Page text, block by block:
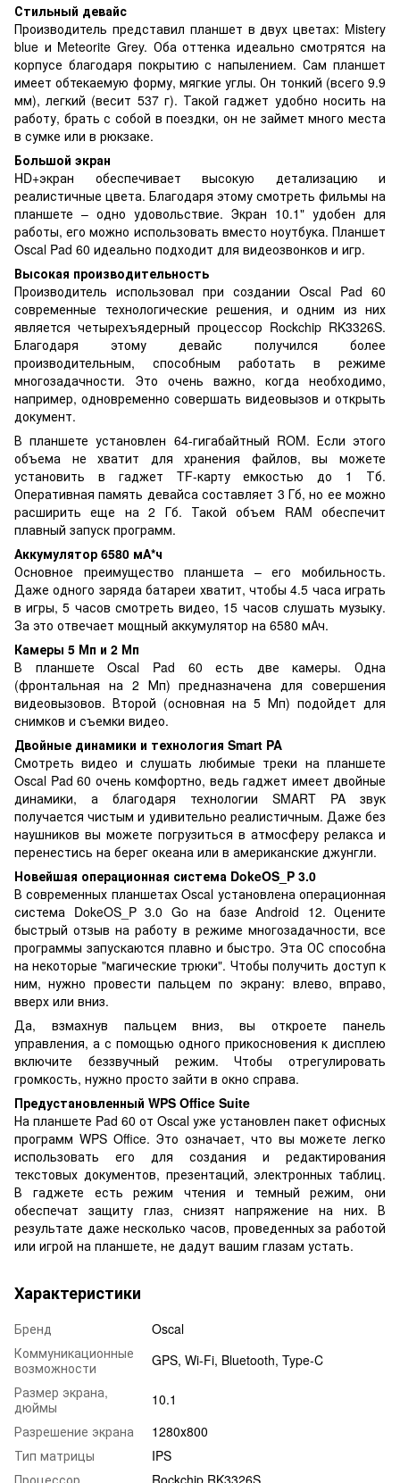
Стильный девайс
Производитель представил планшет в двух цветах: Mistery
blue и Meteorite Grey. Оба оттенка идеально смотрятся на
корпусе благодаря покрытию с напылением. Сам планшет
имеет обтекаемую форму, мягкие углы. Он тонкий (всего 9.9
мм), легкий (весит 537 г). Такой гаджет удобно носить на
работу, брать с собой в поездки, он не займет много места
в сумке или в рюкзаке.
Большой экран
HD+экран обеспечивает высокую детализацию и
реалистичные цвета. Благодаря этому смотреть фильмы на
планшете – одно удовольствие. Экран 10.1" удобен для
работы, его можно использовать вместо ноутбука. Планшет
Oscal Pad 60 идеально подходит для видеозвонков и игр.
Высокая производительность
Производитель использовал при создании Oscal Pad 60
современные технологические решения, и одним из них
является четырехъядерный процессор Rockchip RK3326S.
Благодаря этому девайс получился более
производительным, способным работать в режиме
многозадачности. Это очень важно, когда необходимо,
например, одновременно совершать видеовызов и открыть
документ.
В планшете установлен 64-гигабайтный ROM. Если этого
объема не хватит для хранения файлов, вы можете
установить в гаджет TF-карту емкостью до 1 Тб.
Оперативная память девайса составляет 3 Гб, но ее можно
расширить еще на 2 Гб. Такой объем RAM обеспечит
плавный запуск программ.
Аккумулятор 6580 мА*ч
Основное преимущество планшета – его мобильность.
Даже одного заряда батареи хватит, чтобы 4.5 часа играть
в игры, 5 часов смотреть видео, 15 часов слушать музыку.
За это отвечает мощный аккумулятор на 6580 мАч.
Камеры 5 Мп и 2 Мп
В планшете Oscal Pad 60 есть две камеры. Одна
(фронтальная на 2 Мп) предназначена для совершения
видеовызовов. Второй (основная на 5 Мп) подойдет для
снимков и съемки видео.
Двойные динамики и технология Smart PA
Смотреть видео и слушать любимые треки на планшете
Oscal Pad 60 очень комфортно, ведь гаджет имеет двойные
динамики, а благодаря технологии SMART PA звук
получается чистым и удивительно реалистичным. Даже без
наушников вы можете погрузиться в атмосферу релакса и
перенестись на берег океана или в американские джунгли.
Новейшая операционная система DokeOS_P 3.0
В современных планшетах Oscal установлена операционная
система DokeOS_P 3.0 Go на базе Android 12. Оцените
быстрый отзыв на работу в режиме многозадачности, все
программы запускаются плавно и быстро. Эта ОС способна
на некоторые "магические трюки". Чтобы получить доступ к
ним, нужно провести пальцем по экрану: влево, вправо,
вверх или вниз.
Да, взмахнув пальцем вниз, вы откроете панель
управления, а с помощью одного прикосновения к дисплею
включите беззвучный режим. Чтобы отрегулировать
громкость, нужно просто зайти в окно справа.
Предустановленный WPS Office Suite
На планшете Pad 60 от Oscal уже установлен пакет офисных
программ WPS Office. Это означает, что вы можете легко
использовать его для создания и редактирования
текстовых документов, презентаций, электронных таблиц.
В гаджете есть режим чтения и темный режим, они
обеспечат защиту глаз, снизят напряжение на них. В
результате даже несколько часов, проведенных за работой
или игрой на планшете, не дадут вашим глазам устать.
Характеристики
Бренд
Oscal
Коммуникационные
возможности
GPS, Wi-Fi, Bluetooth, Type-C
Размер экрана,
дюймы
10.1
Разрешение экрана
1280х800
Тип матрицы
IPS
Процессор
Rockchip RK3326S